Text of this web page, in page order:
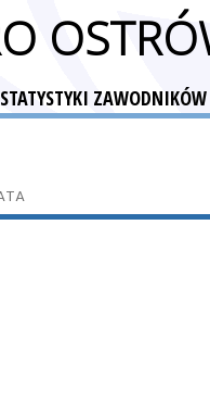
STATYSTYKI ZAWODNIKÓW